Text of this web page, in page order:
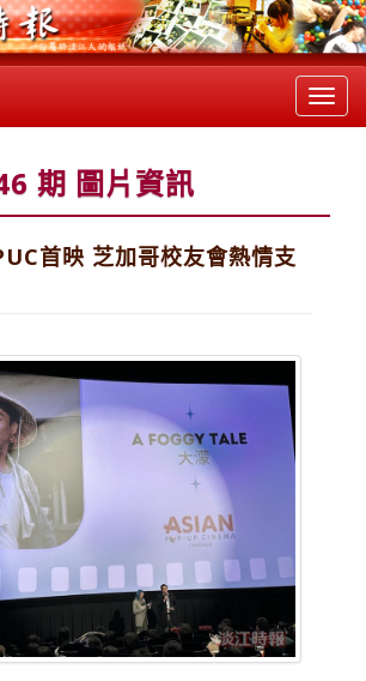
期 圖片資訊
首映 芝加哥校友會熱情支